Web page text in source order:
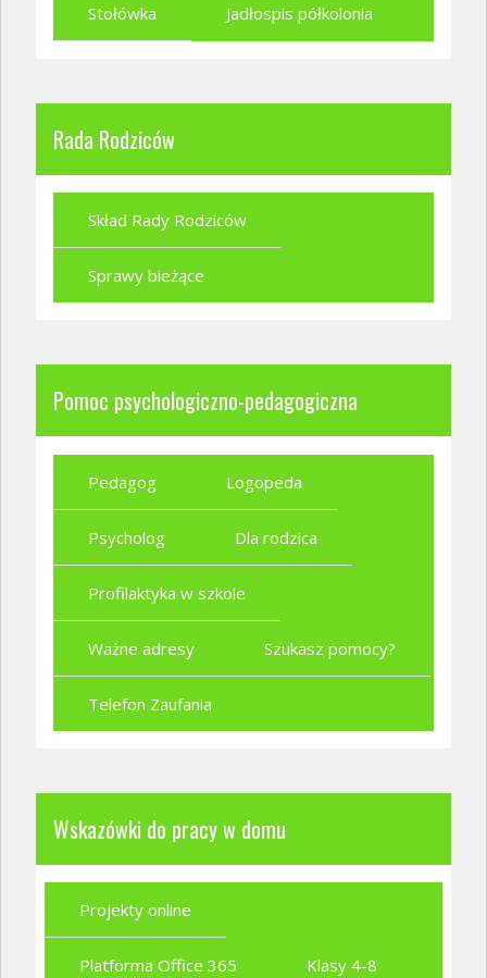
Stołówka Jadłospis półkolonia
Rada Rodziców
Skład Rady Rodziców
Sprawy bieżące
Pomoc psychologiczno-pedagogiczna
Pedagog Logopeda
Psycholog Dla rodzica
Profilaktyka w szkole
Ważne adresy Szukasz pomocy?
Telefon Zaufania
Wskazówki do pracy w domu
Projekty online
Platforma Office 365 Klasy 4-8